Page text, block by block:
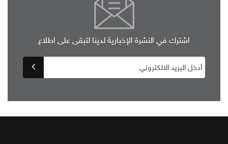
اشترك في النشرة الإخبارية لدينا لتبقى على اطلاع